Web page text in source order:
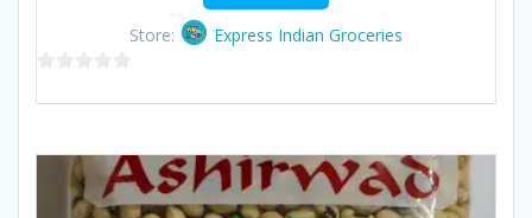
Store: Express Indian Groceries